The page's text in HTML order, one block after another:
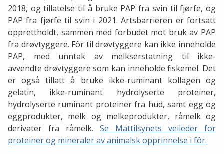
2018, og tillatelse til å bruke PAP fra svin til fjørfe, og
PAP fra fjørfe til svin i 2021. Artsbarrieren er fortsatt
opprettholdt, sammen med forbudet mot bruk av PAP
fra drøvtyggere. Fôr til drøvtyggere kan ikke inneholde
PAP, med unntak av melkserstatning til ikke-
avvendte drøvtyggere som kan inneholde fiskemel. Det
er også tillatt å bruke ikke-ruminant kollagen og
gelatin, ikke-ruminant hydrolyserte proteiner,
hydrolyserte ruminant proteiner fra hud, samt egg og
eggprodukter, melk og melkeprodukter, råmelk og
derivater fra råmelk. Se Mattilsynets veileder for
proteiner og mineraler av animalsk opprinnelse i fôr.